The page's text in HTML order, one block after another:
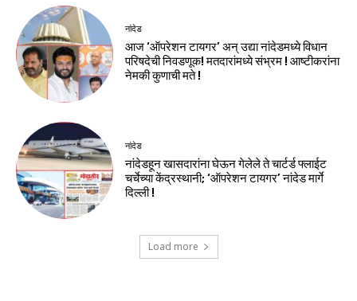
नांदेड
आज ‘ऑपरेशन टायगर’ अन् उद्या नांदेडमध्ये विधान
परिषदेची निवडणूक! मतदारांमध्ये संभ्रम ! आष्टीकरांना
नेमकी कुणाची मते !
नांदेड
नांदेडहून खासदारांना घेऊन गेलेले ते चार्टर्ड फ्लाईट
चर्चेच्या केंद्रस्थानी; ‘ऑपरेशन टायगर’ नांदेड मार्गे
दिल्ली !
Load more